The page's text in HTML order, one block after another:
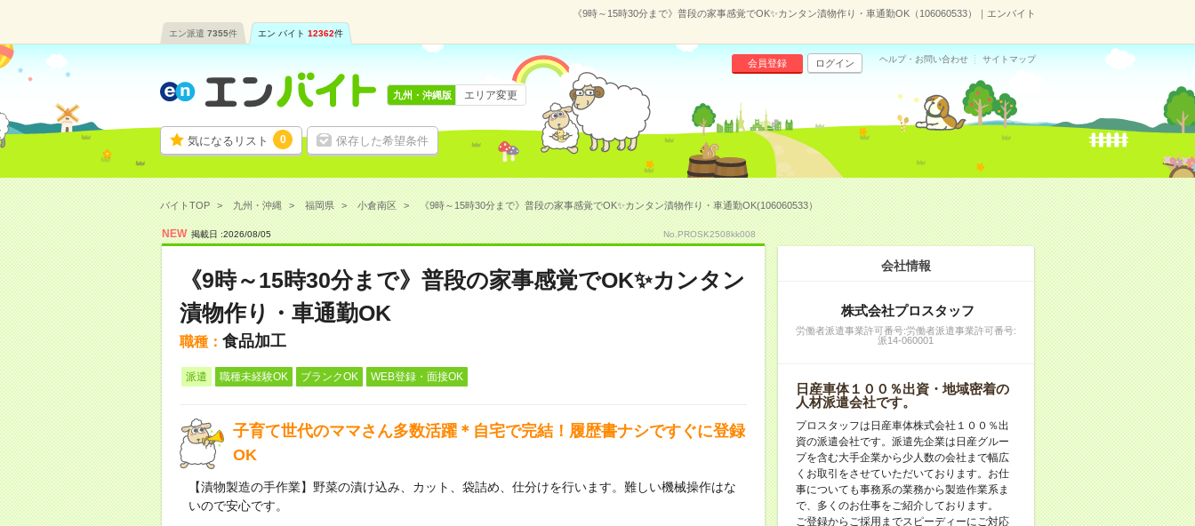
《9時～15時30分まで》普段の家事感覚でOK✨カンタン漬物作り・車通勤OK（106060533）｜エンバイト
エン派遣 7355件 エン バイト 12362件
気になるリスト 0 保存した希望条件
会員登録 ログイン ヘルプ・お問い合わせ サイトマップ
九州・沖縄版 エリア変更
バイトTOP 九州・沖縄 福岡県 小倉南区 《9時～15時30分まで》普段の家事感覚でOK✨カンタン漬物作り・車通勤OK(106060533）
NEW 掲載日 :2026/08/05 No.PROSK2508kk008
《9時～15時30分まで》普段の家事感覚でOK✨カンタン
漬物作り・車通勤OK
職種： 食品加工
派遣 職種未経験OK ブランクOK WEB登録・面接OK
子育て世代のママさん多数活躍＊自宅で完結！履歴書ナシですぐに登録
OK
【漬物製造の手作業】野菜の漬け込み、カット、袋詰め、仕分けを行います。難しい機械操作はな
いので安心です。
会社情報
株式会社プロスタッフ
労働者派遣事業許可番号:労働者派遣事業許可番号:
派14-060001
日産車体１００％出資・地域密着の
人材派遣会社です。
プロスタッフは日産車体株式会社１００％出
資の派遣会社です。派遣先企業は日産グルー
プを含む大手企業から少人数の会社まで幅広
くお取引をさせていただいております。お仕
事についても事務系の業務から製造作業系ま
で、多くのお仕事をご紹介しております。
ご登録からご採用までスピーディーにご対応